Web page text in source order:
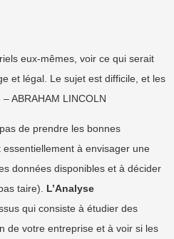
eux-mêmes, voir ce qui serait
et légal. Le sujet est difficile, et les
ABRAHAM LINCOLN
de prendre les bonnes
à envisager une
données disponibles et à décider
taire). L’Analyse
qui consiste à étudier des
de votre entreprise et à voir si les